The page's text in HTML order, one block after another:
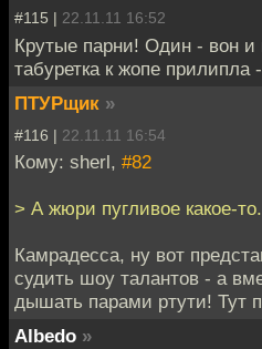
#115 | 22.11.11 16:52
Крутые парни! Один - вон и
табуретка к жопе
ПТУРщик »
#116 | 22.11.11 16:54
Кому: sherl, #82
> А жюри пугливое какое-
Камрадесса, ну вот
судить шоу талантов - а
дышать парами ртути! Тут
Albedo »